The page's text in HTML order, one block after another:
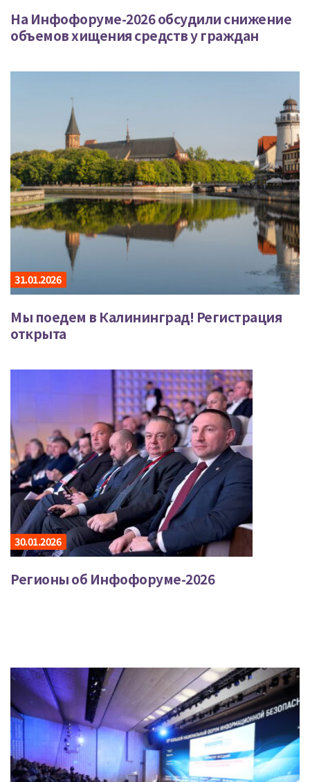
На Инфофоруме-2026 обсудили снижение
объемов хищения средств у граждан
31.01.2026
Мы поедем в Калининград! Регистрация
открыта
30.01.2026
Регионы об Инфофоруме-2026